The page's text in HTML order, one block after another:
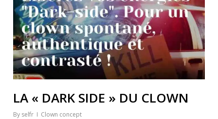
LA « DARK SIDE » DU CLOWN
By selfr Clown concept